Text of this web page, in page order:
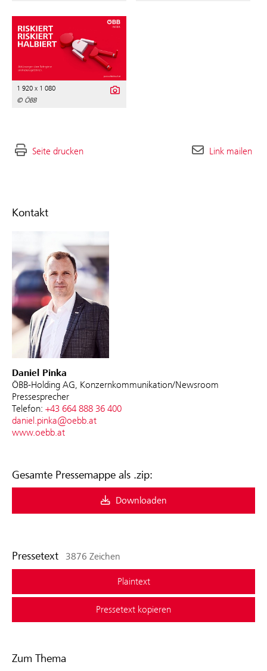
Kontakt
Daniel Pinka
ÖBB-Holding AG, Konzernkommunikation/Newsroom
Pressesprecher
Telefon: +43 664 888 36 400
daniel.pinka@oebb.at
www.oebb.at
Gesamte Pressemappe als .zip:
Downloaden
Pressetext 3876 Zeichen
Plaintext
Pressetext kopieren
Zum Thema
1 920 x 1 080
© ÖBB
Seite drucken Link mailen